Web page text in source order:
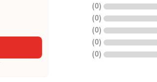
(
0
)
(
0
)
(
0
)
(
0
)
(
0
)